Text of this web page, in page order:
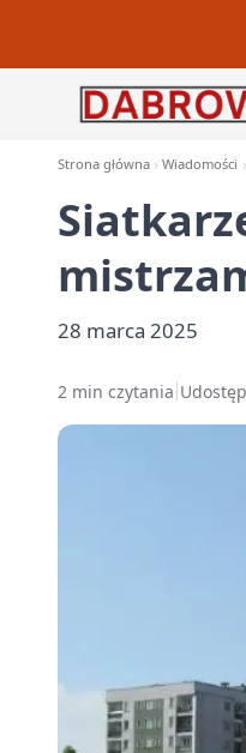
Strona główna Wiadomości
28 marca 2025
2 min czytania